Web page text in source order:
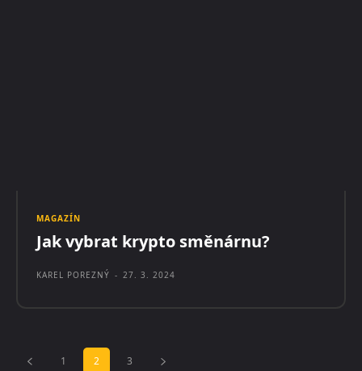
MAGAZÍN
Jak vybrat krypto směnárnu?
KAREL POREZNÝ - 27. 3. 2024
1 2 3